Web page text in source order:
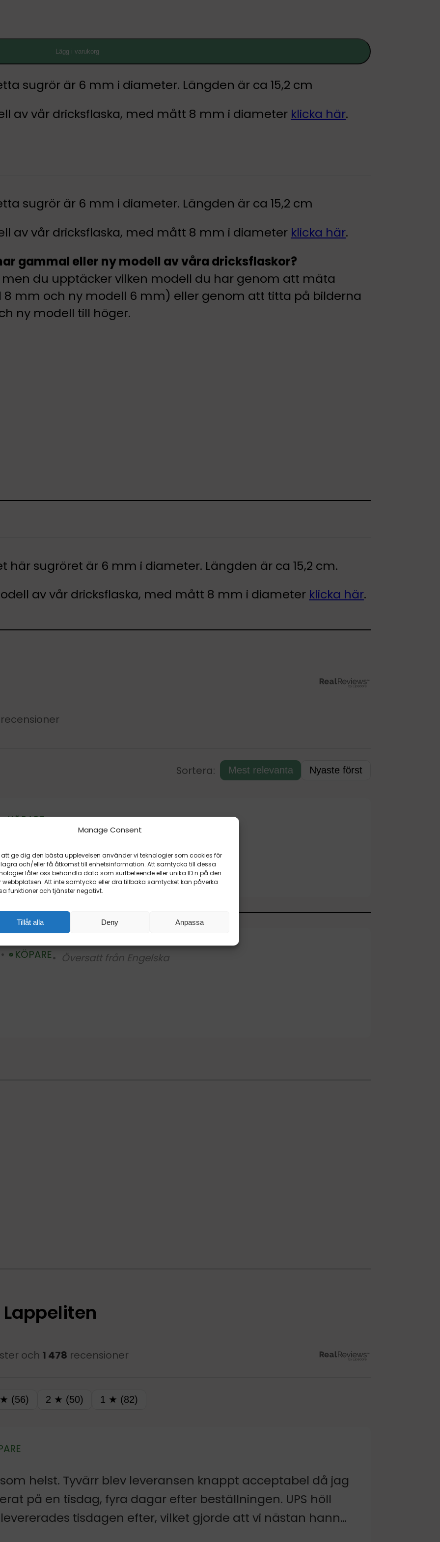
Manage Consent
att ge dig den bästa upplevelsen använder vi teknologier som cookies för
och/eller få åtkomst till enhetsinformation. Att samtycka till dessa
låter oss behandla data som surfbeteende eller unika ID:n på den
webbplatsen. Att inte samtycka eller dra tillbaka samtycket kan påverka
funktioner och tjänster negativt.
Tillåt alla Deny Anpassa
Lägg i varukorg
sugrör är 6 mm i diameter. Längden är ca 15,2 cm
av vår dricksflaska, med mått 8 mm i diameter klicka här.
sugrör är 6 mm i diameter. Längden är ca 15,2 cm
av vår dricksflaska, med mått 8 mm i diameter klicka här.
gammal eller ny modell av våra dricksflaskor?
men du upptäcker vilken modell du har genom att mäta
mm och ny modell 6 mm) eller genom att titta på bilderna
ny modell till höger.
här sugröret är 6 mm i diameter. Längden är ca 15,2 cm.
av vår dricksflaska, med mått 8 mm i diameter klicka här.
recensioner
Sortera: Mest relevanta Nyaste först
KÖPARE
Verifierad
KÖPARE Översatt från Engelska
och 1 478 recensioner
(56) 2 ★ (50) 1 ★ (82)
helst. Tyvärr blev leveransen knappt acceptabel då jag
på en tisdag, fyra dagar efter beställningen. UPS höll
tisdagen efter, vilket gjorde att vi nästan hann
hann jag hämta ut det på utlämingsställe innan vi